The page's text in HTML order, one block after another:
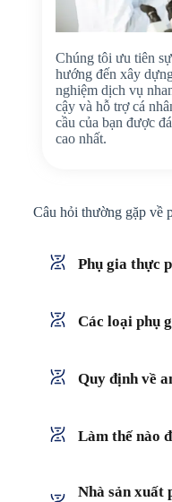
Chúng tôi ưu tiên
hướng đến xây
nghiệm dịch vụ
cậy và hỗ trợ cá
cầu của bạn được
cao nhất.
Câu hỏi thường gặp về
Phụ gia thực
Các loại phụ
Quy định về
Làm thế nào
Nhà sản xuất